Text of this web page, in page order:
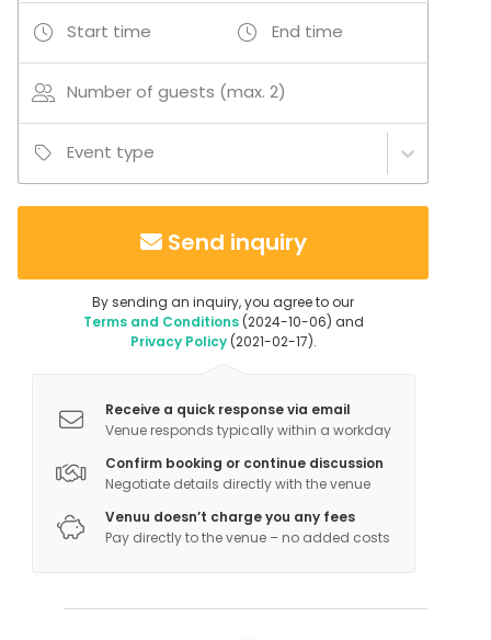
Start time End time
Number of guests (max. 2)
Event type
Send inquiry
By sending an inquiry, you agree to our
Terms and Conditions(2024-10-06) and
Privacy Policy(2021-02-17).
Receive a quick response via email
Venue responds typically within a workday
Confirm booking or continue discussion
Negotiate details directly with the venue
Venuu doesn’t charge you any fees
Pay directly to the venue – no added costs